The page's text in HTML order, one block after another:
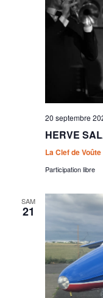
20 septembre
HERVE
La Clef de Voûte
Participation libre
SAM
21